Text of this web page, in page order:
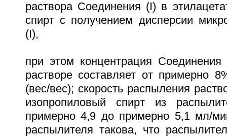
раствора Соединения (I) в
спирт с получением дисперсии
(I),
при этом концентрация
растворе составляет от примерно
(вес/вес); скорость распыления
изопропиловый спирт из
примерно 4,9 до примерно 5,1 мл/
распылителя такова, что